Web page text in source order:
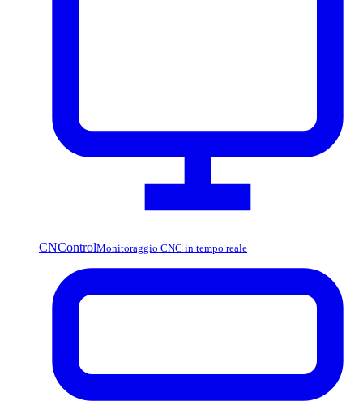
CNControlMonitoraggio CNC in tempo reale